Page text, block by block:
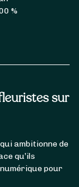
sur
ambitionne de
qu’ils
pour
%